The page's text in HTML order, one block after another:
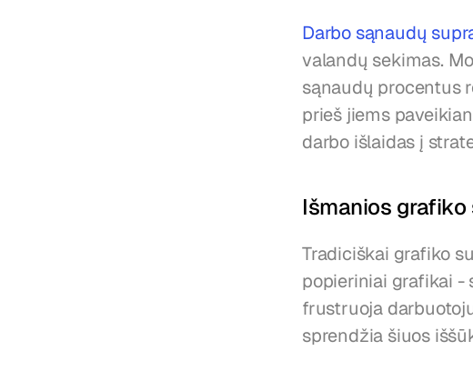
Darbo sąnaudų
valandų sekimas.
sąnaudų procentus
prieš jiems
darbo išlaidas į
Išmanios
Tradiciškai grafiko
popieriniai grafikai -
frustruoja
sprendžia šiuos